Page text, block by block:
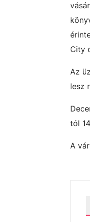
City
Az
lesz
tól
A